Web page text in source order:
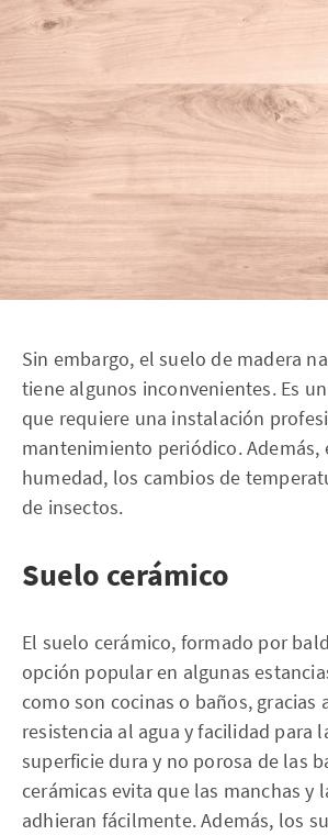
Sin embargo, el suelo de madera
tiene algunos inconvenientes. Es
que requiere una instalación
mantenimiento periódico. Además,
humedad, los cambios de
de insectos.
Suelo cerámico
El suelo cerámico, formado por
opción popular en algunas
como son cocinas o baños, gracias
resistencia al agua y facilidad para
superficie dura y no porosa de las
cerámicas evita que las manchas y
adhieran fácilmente. Además, los